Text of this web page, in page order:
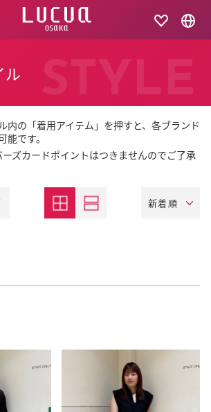
ル STYLE
内の「着用アイテム」を押すと、各ブランド
能です。
ーズカードポイントはつきませんのでご了承